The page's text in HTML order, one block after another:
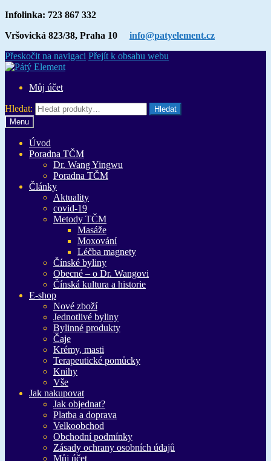
Infolinka: 723 867 332
Vršovická 823/38, Praha 10 info@patyelement.cz
Přeskočit na navigaci Přejít k obsahu webu
Můj účet
Hledat:
Hledat
Menu
Úvod
Poradna TČM
Dr. Wang Yingwu
Poradna TČM
Články
Aktuality
covid-19
Metody TČM
Masáže
Moxování
Léčba magnety
Čínské byliny
Obecné – o Dr. Wangovi
Čínská kultura a historie
E-shop
Nové zboží
Jednotlivé byliny
Bylinné produkty
Čaje
Krémy, masti
Terapeutické pomůcky
Knihy
Vše
Jak nakupovat
Jak objednat?
Platba a doprava
Velkoobchod
Obchodní podmínky
Zásady ochrany osobních údajů
Můj účet